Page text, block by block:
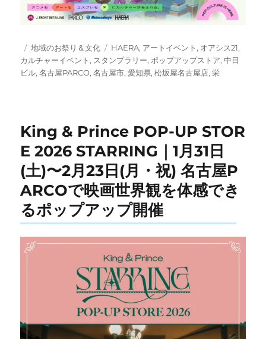
投
稿
日:
カ
テ
ゴ
地域のお祭り＆文化
タ
グ
HAERA, アートイベント , オアシス21,
カルチャーイベント , スタンプラリー, ポップアップストア,中日
ビル,名古屋PARCO,名古屋市,愛知県,松坂屋名古屋店,栄
King & Prince POP-UP STOR
E 2026 STARRING｜1月31日
(土)〜2月23日(月・祝) 名古屋P
ARCOで映画世界観を体感でき
るポップアップ開催